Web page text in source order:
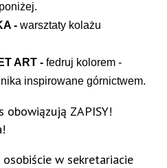
- warsztaty kolażu
ART - fedruj kolorem -
inspirowane górnictwem.
obowiązują ZAPISY!
osobiście w sekretariacie